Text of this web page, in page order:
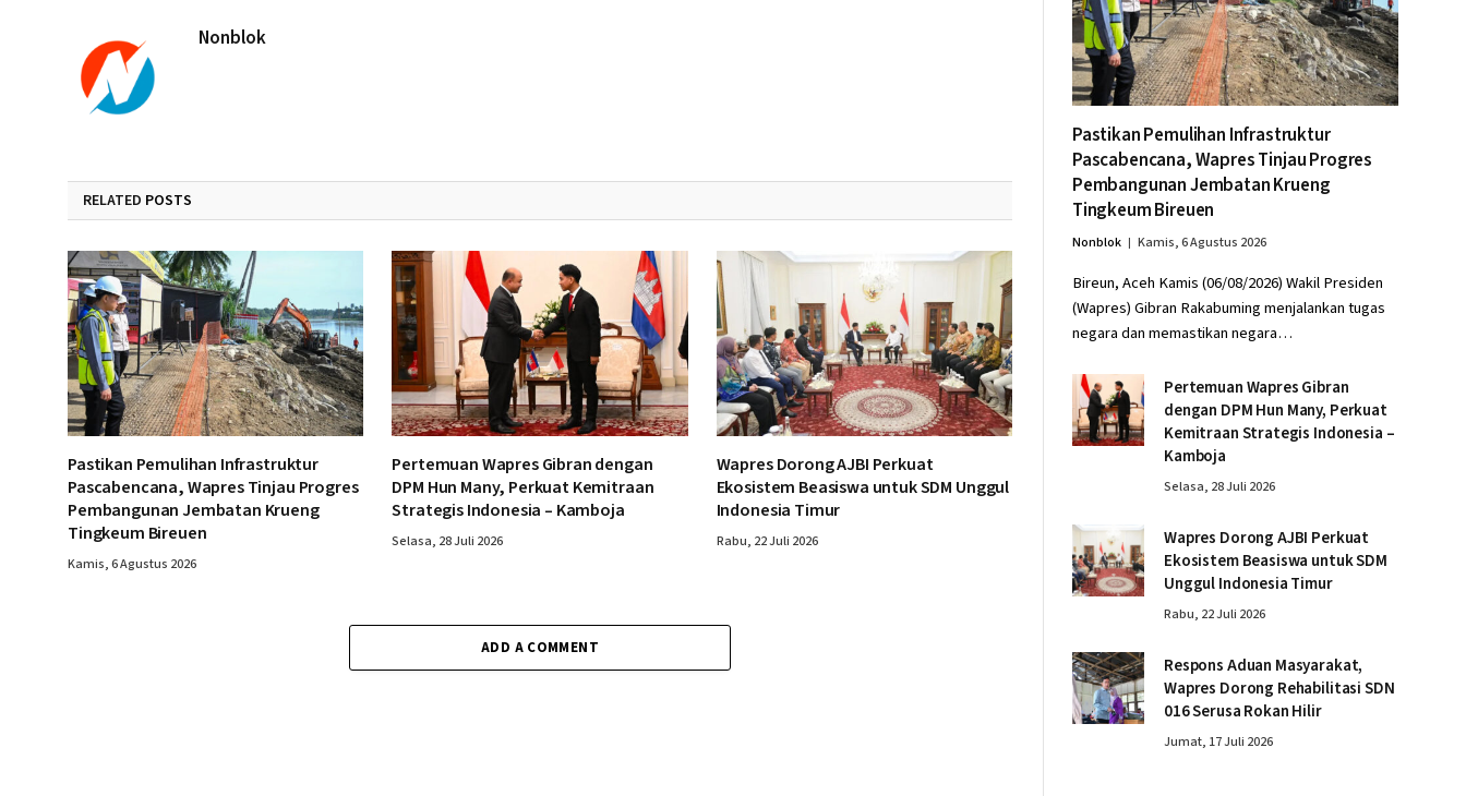
Nonblok
RELATED POSTS
Pastikan Pemulihan Infrastruktur
Pascabencana, Wapres Tinjau Progres
Pembangunan Jembatan Krueng
Tingkeum Bireuen
Kamis, 6 Agustus 2026
Pertemuan Wapres Gibran dengan
DPM Hun Many, Perkuat Kemitraan
Strategis Indonesia – Kamboja
Selasa, 28 Juli 2026
Wapres Dorong AJBI Perkuat
Ekosistem Beasiswa untuk SDM Unggul
Indonesia Timur
Rabu, 22 Juli 2026
ADD A COMMENT
Pastikan Pemulihan Infrastruktur
Pascabencana, Wapres Tinjau Progres
Pembangunan Jembatan Krueng
Tingkeum Bireuen
Nonblok Kamis, 6 Agustus 2026
Bireun, Aceh Kamis (06/08/2026) Wakil Presiden
(Wapres) Gibran Rakabuming menjalankan tugas
negara dan memastikan negara…
Pertemuan Wapres Gibran
dengan DPM Hun Many, Perkuat
Kemitraan Strategis Indonesia –
Kamboja
Selasa, 28 Juli 2026
Wapres Dorong AJBI Perkuat
Ekosistem Beasiswa untuk SDM
Unggul Indonesia Timur
Rabu, 22 Juli 2026
Respons Aduan Masyarakat,
Wapres Dorong Rehabilitasi SDN
016 Serusa Rokan Hilir
Jumat, 17 Juli 2026